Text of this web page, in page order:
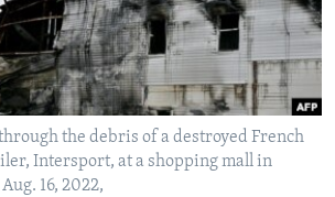
the debris of a destroyed French
Intersport, at a shopping mall in
16, 2022,